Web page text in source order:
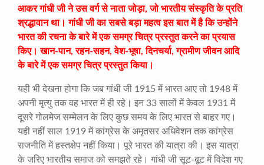
आकर गांधी जी ने उस वर्ग से नाता जोड़ा, जो भारतीय संस्कृति के प्रति
श्रद्धावान था। गांधी जी का सबसे बड़ा महत्व इस बात में है कि उन्होंने
भारत की रचना के बारे में एक समग्र चित्र प्रस्तुत करने का प्रयास
किए। खान-पान, रहन-सहन, वेश-भूषा, दिनचर्या, ग्रामीण जीवन आदि
के बारे में एक समग्र चित्र प्रस्तुत किया।
यही भी देखना होगा कि जब गांधी जी 1915 में भारत आए तो 1948 में
अपनी मृत्यु तक वह भारत में ही रहे। इन 33 सालों में केवल 1931 में
दूसरे गोलमेज सम्मेलन के लिए कुछ समय के लिए भारत से बाहर गए।
यही नहीं साल 1919 में कांग्रेस के अमृतसर अधिवेशन तक कांग्रेस
राजनीति में हस्तक्षेप नहीं किया। पूरे भारत की यात्रा की। इस यात्रा
के जरिए भारतीय समाज को समझते रहे। गांधी जी सूट-बूट में विदेश गए